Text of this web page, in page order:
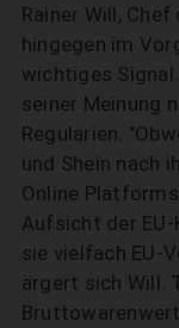
Rainer Will,
hingegen im
wichtiges
seiner Meinung
Regularien.
und Shein nach
Online
Aufsicht der
sie vielfach EU-
ärgert sich Will.